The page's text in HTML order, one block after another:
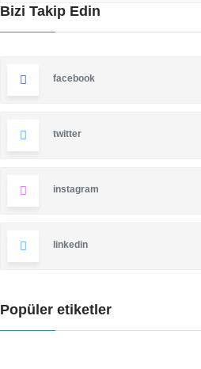
Bizi Takip Edin
facebook
twitter
instagram
linkedin
Popüler etiketler